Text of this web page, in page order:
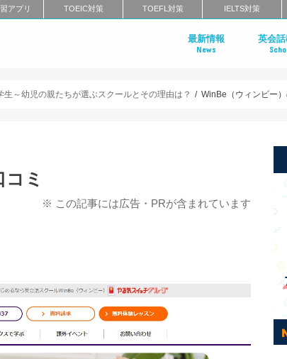
アプリ TOEIC対策 TOEFL対策 IELTS対策
最新情報
News
英会
～幼児の親たちが選ぶスクールとその理由は？ WinBe（ウィンビー）
ミ
※ この記事には広告・PRが含まれています